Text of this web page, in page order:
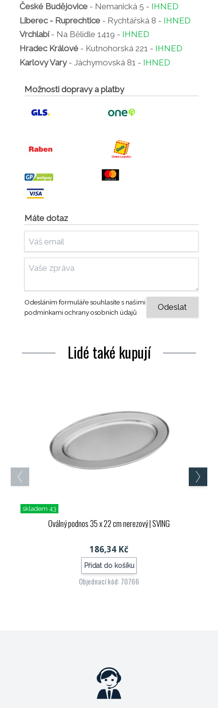
České Budějovice - Nemanická 5 - IHNED
Liberec - Ruprechtice - Rychtářská 8 - IHNED
Vrchlabí- Na Bělidle 1419 - IHNED
Hradec Králové - Kutnohorská 221 - IHNED
Karlovy Vary- Jáchymovská 81 - IHNED
Možnosti dopravy a platby
Máte dotaz
Odesláním formuláře souhlasíte s našimi
podmínkami ochrany osobních údajů
Lidé také kupují
skladem 43
Oválný podnos 35 x 22 cm nerezový| SVING
186,34 Kč
Přidat do košíku
Objednací kód: 70766